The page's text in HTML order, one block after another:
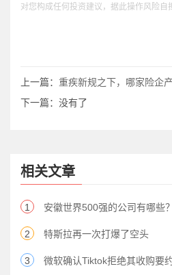
对您构成任何投资建议，据此操作风险自
上一篇： 重疾新规之下，哪家险企
下一篇：没有了
相关文章
1 安徽世界500强的公司有哪些？
2 特斯拉再一次打爆了空头
3 微软确认Tiktok拒绝其收购要约